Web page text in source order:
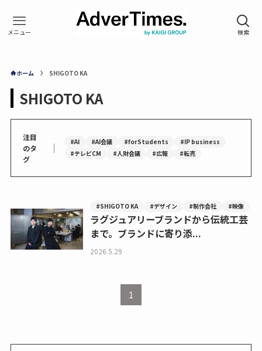
ホーム SHIGOTO KA
SHIGOTO KA
注目
のタ
グ
｜ #AI #AI会議 #forStudents
#IP business
#テレビCM
#人財会議 #広報 #転売
#SHIGOTO KA #デザイン #制作会社 #映像
ラグジュアリーブランドから伝統工芸
まで。ブランドに寄り添...
2026.5.29
1